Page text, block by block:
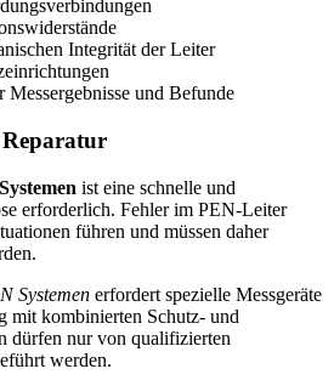
Integrität der Leiter
und Befunde
ist eine schnelle und
erforderlich. Fehler im PEN-Leiter
führen und müssen daher
Systemen erfordert spezielle Messgeräte
mit kombinierten Schutz- und
dürfen nur von qualifizierten
werden.